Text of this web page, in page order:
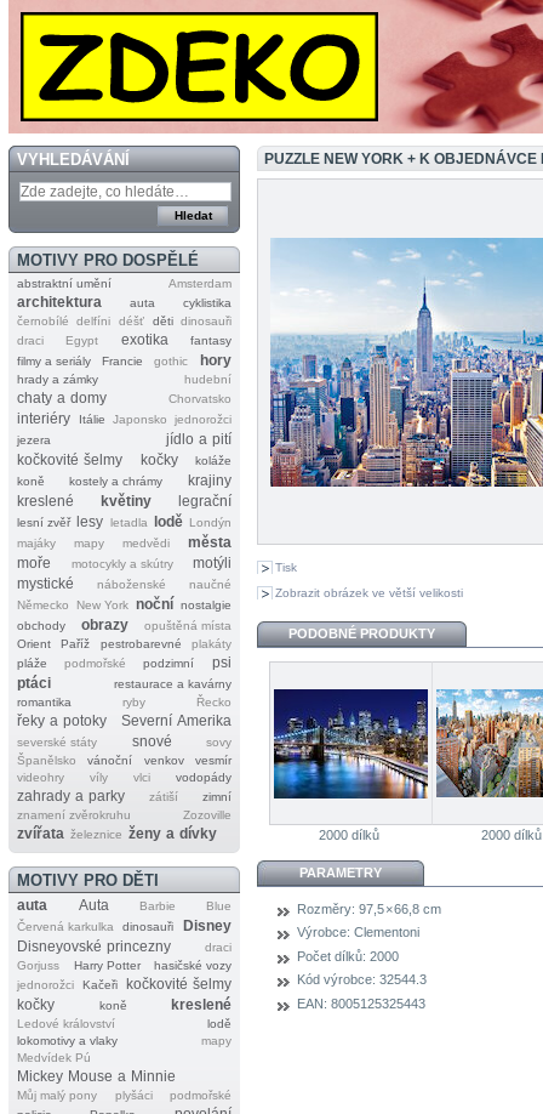
VYHLEDÁVÁNÍ
MOTIVY PRO DOSPĚLÉ
abstraktní umění Amsterdam
architektura auta
cyklistika
černobílé
delfíni déšť děti dinosauři
draci
Egypt exotika
fantasy
filmy a seriály
Francie gothic hory
hrady a zámky hudební
chaty a domy Chorvatsko
interiéry Itálie Japonsko
jednorožci
jezera
jídlo a pití
kočkovité šelmy
kočky
koláže
koně
kostely a chrámy
krajiny
kreslené
květiny legrační
lesní zvěř lesy letadla lodě Londýn
majáky
mapy medvědi
města
moře
motocykly a skútry
motýli
mystické
náboženské
naučné
Německo
New York noční nostalgie
obchody
obrazy
opuštěná místa
Orient
Paříž pestrobarevné
plakáty
pláže
podmořské podzimní
psi
ptáci
restaurace a kavárny
romantika
ryby Řecko
řeky a potoky Severní Amerika
severské státy snové
sovy
Španělsko
vánoční venkov
vesmír
videohry
víly vlci vodopády
zahrady a parky zátiší
zimní
znamení zvěrokruhu
Zozoville
zvířata železnice ženy a dívky
MOTIVY PRO DĚTI
auta Auta Barbie
Blue
Červená karkulka
dinosauři
Disney
Disneyovské princezny
draci
Gorjuss
Harry Potter
hasičské vozy
jednorožci
Kačeři
kočkovité šelmy
kočky
koně kreslené
Ledové království
lodě
lokomotivy a vlaky
mapy
Medvídek Pú
Mickey Mouse a Minnie
Můj malý pony plyšáci
podmořské
PUZZLE NEW YORK + K OBJEDNÁVCE
Tisk
Zobrazit obrázek ve větší velikosti
PODOBNÉ PRODUKTY
2000 dílků 2000 dílků
PARAMETRY
Rozměry: 97,5 × 66,8 cm
Výrobce: Clementoni
Počet dílků: 2000
Kód výrobce: 32544.3
EAN: 8005125325443